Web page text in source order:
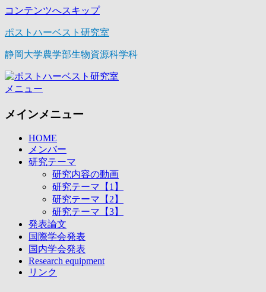
コンテンツへスキップ
ポストハーベスト研究室
静岡大学農学部生物資源科学科
メニュー
メインメニュー
HOME
メンバー
研究テーマ
研究内容の動画
研究テーマ【1】
研究テーマ【2】
研究テーマ【3】
発表論文
国際学会発表
国内学会発表
Research equipment
リンク